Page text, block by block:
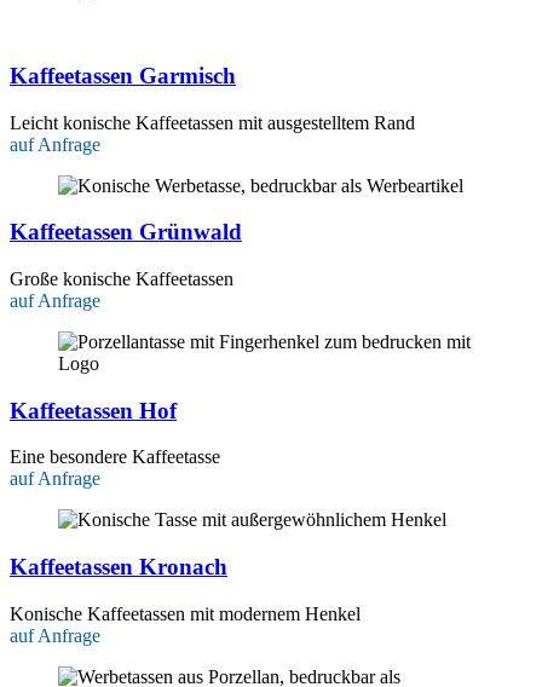
Kaffeetassen Garmisch
Leicht konische Kaffeetassen mit ausgestelltem Rand
auf Anfrage
Kaffeetassen Grünwald
Große konische Kaffeetassen
auf Anfrage
Kaffeetassen Hof
Eine besondere Kaffeetasse
auf Anfrage
Kaffeetassen Kronach
Konische Kaffeetassen mit modernem Henkel
auf Anfrage